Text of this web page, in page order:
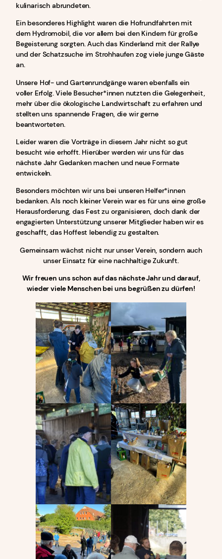
kulinarisch abrundeten.
Ein besonderes Highlight waren die Hofrundfahrten mit
dem Hydromobil, die vor allem bei den Kindern für große
Begeisterung sorgten. Auch das Kinderland mit der Rallye
und der Schatzsuche im Strohhaufen zog viele junge Gäste
an.
Unsere Hof- und Gartenrundgänge waren ebenfalls ein
voller Erfolg. Viele Besucher*innen nutzten die Gelegenheit,
mehr über die ökologische Landwirtschaft zu erfahren und
stellten uns spannende Fragen, die wir gerne
beantworteten.
Leider waren die Vorträge in diesem Jahr nicht so gut
besucht wie erhofft. Hierüber werden wir uns für das
nächste Jahr Gedanken machen und neue Formate
entwickeln.
Besonders möchten wir uns bei unseren Helfer*innen
bedanken. Als noch kleiner Verein war es für uns eine große
Herausforderung, das Fest zu organisieren, doch dank der
engagierten Unterstützung unserer Mitglieder haben wir es
geschafft, das Hoffest lebendig zu gestalten.
Gemeinsam wächst nicht nur unser Verein, sondern auch
unser Einsatz für eine nachhaltige Zukunft.
Wir freuen uns schon auf das nächste Jahr und darauf,
wieder viele Menschen bei uns begrüßen zu dürfen!